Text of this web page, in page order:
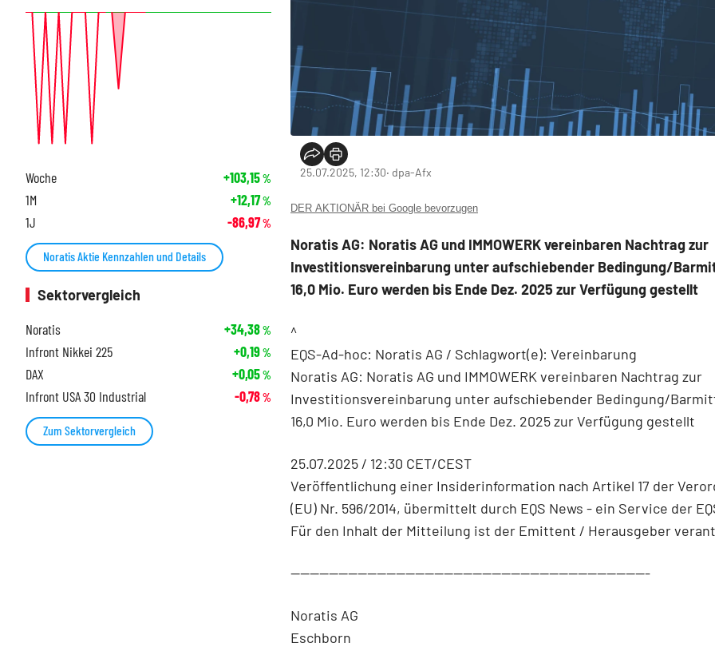
25.07.2025, 12:30‧ dpa-Afx
DER AKTIONÄR bei Google bevorzugen
Noratis AG: Noratis AG und IMMOWERK vereinbaren Nachtrag zur
Investitionsvereinbarung unter aufschiebender Bedingung/
16,0 Mio. Euro werden bis Ende Dez. 2025 zur Verfügung gestellt
^
EQS-Ad-hoc: Noratis AG / Schlagwort(e): Vereinbarung
Noratis AG: Noratis AG und IMMOWERK vereinbaren Nachtrag zur
Investitionsvereinbarung unter aufschiebender Bedingung/
16,0 Mio. Euro werden bis Ende Dez. 2025 zur Verfügung gestellt
25.07.2025 / 12:30 CET/CEST
Veröffentlichung einer Insiderinformation nach Artikel 17 der
(EU) Nr. 596/2014, übermittelt durch EQS News - ein Service der
Für den Inhalt der Mitteilung ist der Emittent / Herausgeber
---------------------------------------------------------------------------
Noratis AG
Eschborn
Woche +103,15%
1M +12,17%
1J -86,97%
Noratis Aktie Kennzahlen und Details
Sektorvergleich
Noratis
+34,38%
Infront Nikkei 225 +0,19%
DAX +0,05%
Infront USA 30 Industrial -0,78%
Zum Sektorvergleich